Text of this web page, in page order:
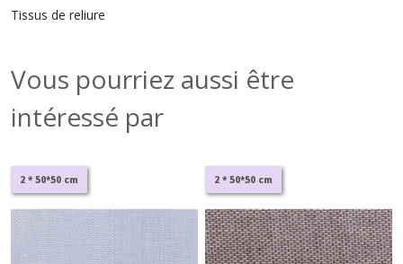
Tissus de reliure
Vous pourriez aussi être
intéressé par
2 * 50*50 cm 2 * 50*50 cm